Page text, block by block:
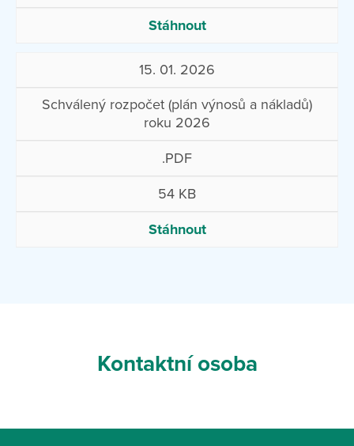
Stáhnout
15. 01. 2026
Schválený rozpočet (plán výnosů a nákladů)
roku 2026
.PDF
54 KB
Stáhnout
Kontaktní osoba